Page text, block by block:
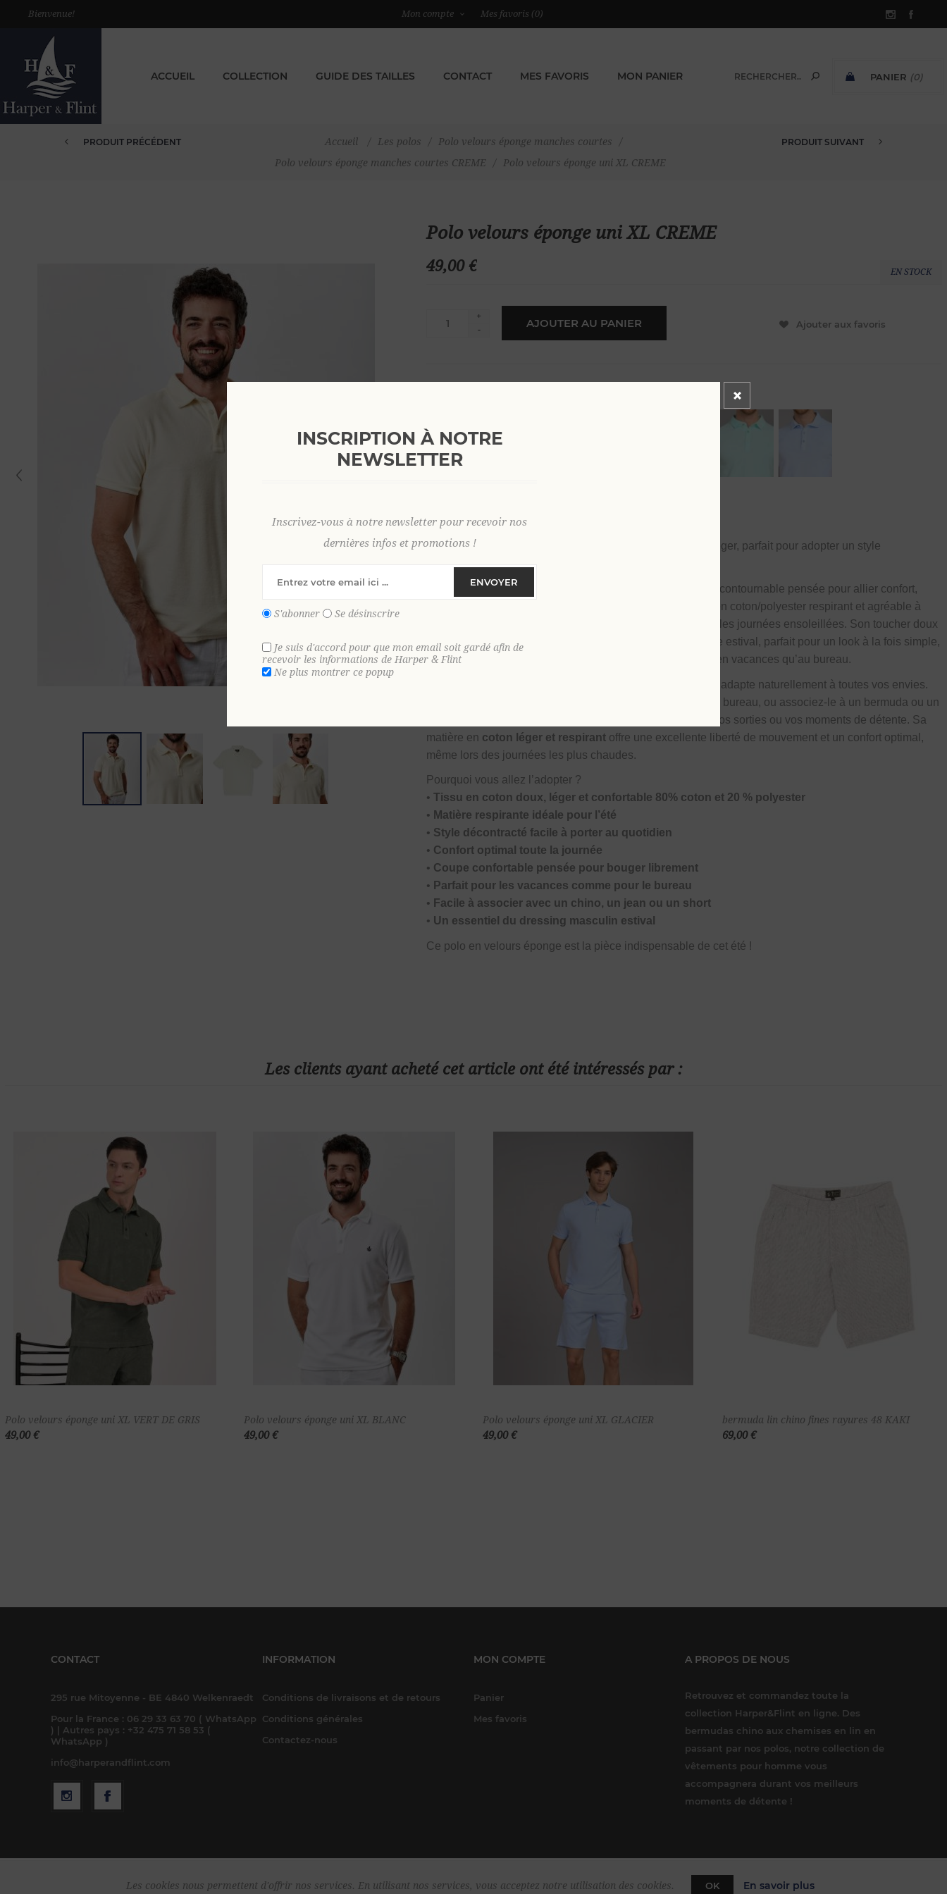
Bienvenue! Mon compte Mes favoris (0)
PANIER (0)
ACCUEIL COLLECTION GUIDE DES TAILLES CONTACT MES FAVORIS MON PANIER
Accueil / Les polos / Polo velours éponge manches courtes
/
Polo velours éponge manches courtes CREME
/ Polo velours éponge uni XL CREME
PRODUIT PRÉCÉDENT PRODUIT SUIVANT
Polo velours éponge uni XL CREME
49,00 € EN STOCK
+
-
AJOUTER AU PANIER Ajouter aux favoris
Découvrez notre polo en
, confortable et léger, parfait pour adopter un style
Craquez pour notre
, une pièce incontournable pensée pour allier confort,
douceur et style au quotidien. Confectionné dans un tissu en coton/polyester respirant et agréable à
porter, il procure une sensation de légèreté idéale pendant les journées ensoleillées. Son toucher doux
et sa matière naturelle en font un indispensable du vestiaire estival, parfait pour un look à la fois simple,
confortable et tendance. Un polo facile à porter aussi bien en vacances qu’au bureau.
, ce polo s’adapte naturellement à toutes vos envies.
Portez-le avec un pantalon chino pour une allure casual au bureau, ou associez-le à un bermuda ou un
chino léger pour un style détendu pendant vos vacances, vos sorties ou vos moments de détente. Sa
matière en coton léger et respirant offre une excellente liberté de mouvement et un confort optimal,
même lors des journées les plus chaudes.
Pourquoi vous allez l’adopter ?
•Tissu en coton doux, léger et confortable 80% coton et 20 % polyester
• Matière respirante idéale pour l’été
• Style décontracté facile à porter au quotidien
• Confort optimal toute la journée
• Coupe confortable pensée pour bouger librement
• Parfait pour les vacances comme pour le bureau
• Facile à associer avec un chino, un jean ou un short
• Un essentiel du dressing masculin estival
Ce polo en velours éponge est la pièce indispensable de cet été !
Les clients ayant acheté cet article ont été intéressés par :
Ajouter au
Polo velours éponge uni XL VERT DE GRIS
49,00 €
Ajouter au
Polo velours éponge uni XL BLANC
49,00 €
Ajouter au
Polo velours éponge uni XL GLACIER
49,00 €
Ajouter au
bermuda lin chino fines rayures 48 KAKI
69,00 €
CONTACT
295 rue Mitoyenne - BE 4840 Welkenraedt
Pour la France : 06 29 33 63 70 ( WhatsApp
) | Autres pays : +32 475 71 58 53 (
WhatsApp )
info@harperandflint.com
INFORMATION
Conditions de livraisons et de retours
Conditions générales
Contactez-nous
MON COMPTE
Panier
Mes favoris
A PROPOS DE NOUS
Retrouvez et commandez toute la
collection Harper&Flint en ligne. Des
bermudas chino aux chemises en lin en
passant par nos polos, notre collection de
vêtements pour homme vous
accompagnera durant vos meilleurs
moments de détente !
Copyright © 2026 Harper & Flint. Tous droits réservés. Powered bynopCommerce
Les cookies nous permettent d'offrir nos services. En utilisant nos services, vous acceptez notre utilisation des cookies. OK En savoir plus
INSCRIPTION À NOTRE
NEWSLETTER
Inscrivez-vous à notre newsletter pour recevoir nos
dernières infos et promotions !
ENVOYER
S'abonner Se désinscrire
Je suis d'accord pour que mon email soit gardé afin de
recevoir les informations de Harper & Flint
Ne plus montrer ce popup